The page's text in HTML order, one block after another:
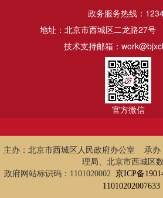
政务服务热线：
地址：北京市西城区二龙路27号
技术支持邮箱：
官方微信
主办：北京市西城区人民政府办公室 承办
理局、北京市西城区
政府网站标识码：1101020002 京ICP备
11010202007633